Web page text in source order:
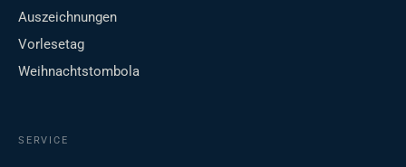
Auszeichnungen
Vorlesetag
Weihnachtstombola
SERVICE